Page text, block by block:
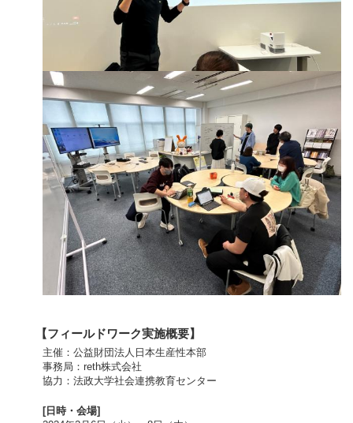
【フィールドワーク実施概要】
主催：公益財団法人日本生産性本部
事務局：reth株式会社
協力：法政大学社会連携教育センター
[日時・会場]